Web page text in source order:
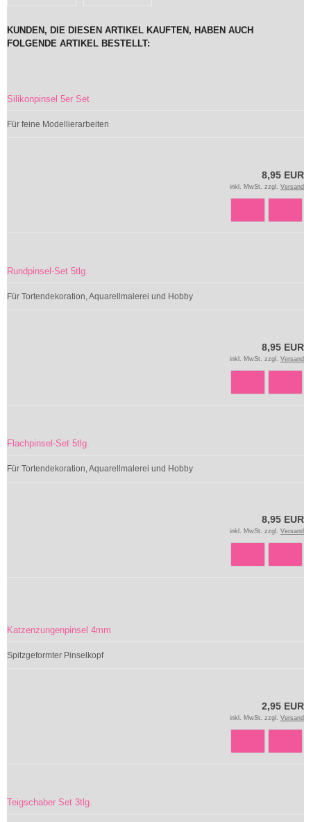
KUNDEN, DIE DIESEN ARTIKEL KAUFTEN, HABEN AUCH
FOLGENDE ARTIKEL BESTELLT:
Silikonpinsel 5er Set
Für feine Modellierarbeiten
8,95 EUR
inkl. MwSt. zzgl. Versand
Rundpinsel-Set 5tlg.
Für Tortendekoration, Aquarellmalerei und Hobby
8,95 EUR
inkl. MwSt. zzgl. Versand
Flachpinsel-Set 5tlg.
Für Tortendekoration, Aquarellmalerei und Hobby
8,95 EUR
inkl. MwSt. zzgl. Versand
Katzenzungenpinsel 4mm
Spitzgeformter Pinselkopf
2,95 EUR
inkl. MwSt. zzgl. Versand
Teigschaber Set 3tlg.